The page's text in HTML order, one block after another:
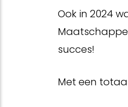
Ook in 2024
succes!
Met een